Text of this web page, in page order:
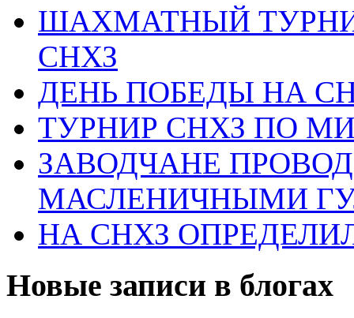
ШАХМАТНЫЙ
СНХЗ
ДЕНЬ ПОБЕДЫ НА
ТУРНИР СНХЗ ПО
ЗАВОДЧАНЕ
МАСЛЕНИЧНЫМИ
НА СНХЗ
Новые записи в блогах